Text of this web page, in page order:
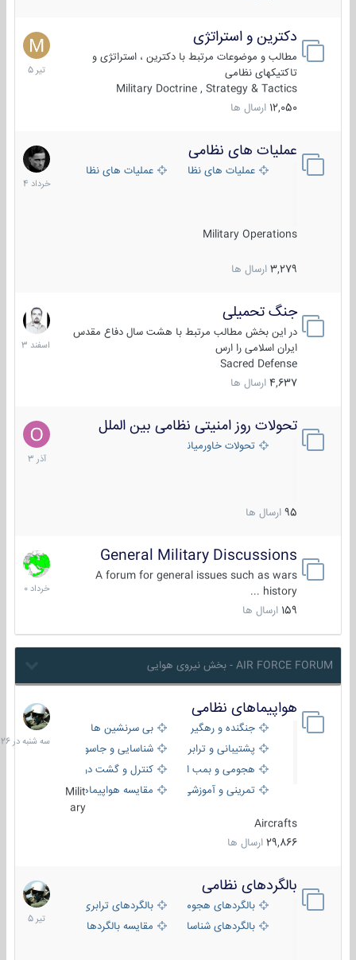
دکترین و استراتژی
مطالب و موضوعات مرتبط با دکترین ، استراتژی و
تاکتیکهای نظامی
Military Doctrine , Strategy & Tactics
12,050 ارسال ها
27
تیر
1405
عملیات های نظامی
عملیات های نظامی ایرانعملیات های نظامی خارجی
Military Operations
3,279 ارسال ها
5
خرداد
1404
جنگ تحمیلی
در این بخش مطالب مرتبط با هشت سال دفاع مقدس
ایران اسلامی را ارس
Sacred Defense
4,637 ارسال ها
20
اسفند
1403
تحولات روز امنیتی نظامی بین الملل
تحولات خاورمیانه
95 ارسال ها
21
آذر
1403
General Military Discussions
A forum for general issues such as wars
history ...
159 ارسال ها
10
خرداد
1400
AIR FORCE FORUM - بخش نیروی هوایی
هواپیماهای نظامی
جنگنده و رهگیر
بی سرنشین ها
پشتیبانی و ترابری
شناسایی و جاسوسی
هجومی و بمب افکن
کنترل و گشت دریایی
تمرینی و آموزشی
مقایسه هواپیماهاMilit
ary
Aircrafts
29,866 ارسال ها
سه
شنبه
در
بالگردهای نظامی
بالگردهای هجومی
بالگردهای ترابری
بالگردهای شناسایی
مقایسه بالگردها
22
تیر
1405